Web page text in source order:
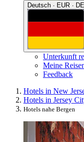
Deutsch · EUR · DE
Unterkunft
Meine
Feedback
Hotels in New
Hotels in Jersey
Hotels nahe Bergen